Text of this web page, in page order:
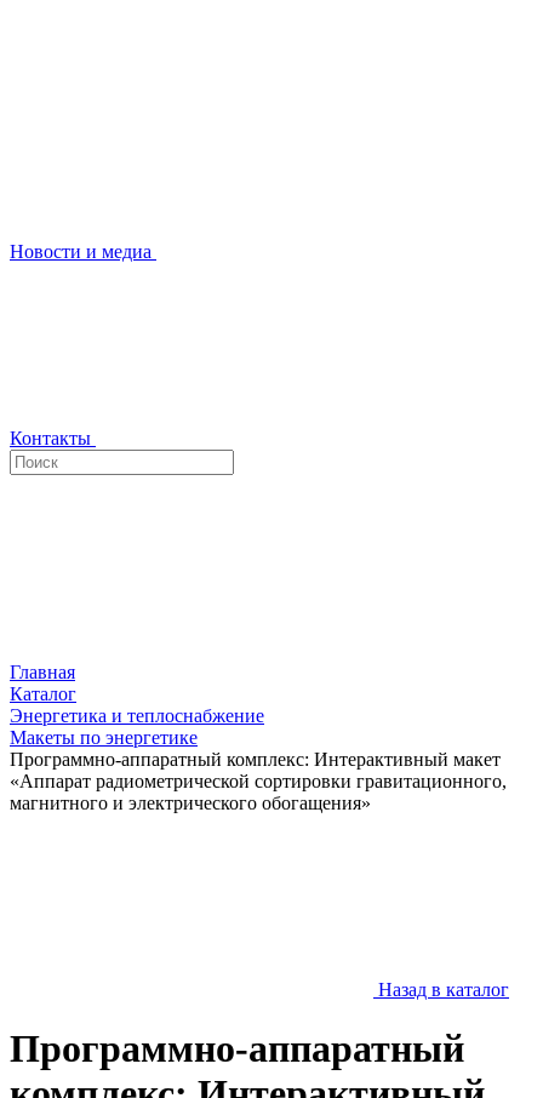
Новости и медиа
Контакты
Главная
Каталог
Энергетика и теплоснабжение
Макеты по энергетике
Программно-аппаратный комплекс: Интерактивный макет
«Аппарат радиометрической сортировки гравитационного,
магнитного и электрического обогащения»
Назад в каталог
Программно-аппаратный